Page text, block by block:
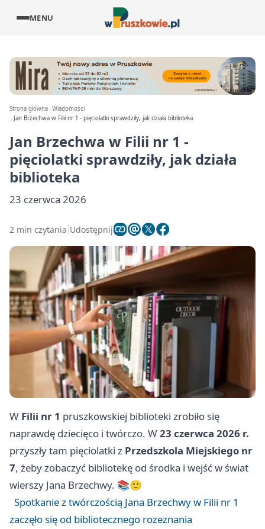
MENU
Strona główna Wiadomości
Jan Brzechwa w Filii nr 1 - pięciolatki sprawdziły, jak działa biblioteka
Jan Brzechwa w Filii nr 1 -
pięciolatki sprawdziły, jak działa
biblioteka
23 czerwca 2026
2 min czytania Udostępnij
W Filii nr 1 pruszkowskiej biblioteki zrobiło się
naprawdę dziecięco i twórczo. W23 czerwca 2026 r.
przyszły tam pięciolatki z Przedszkola Miejskiego nr
7, żeby zobaczyć bibliotekę od środka i wejść w świat
wierszy Jana Brzechwy. 📚🙂
Spotkanie z twórczością Jana Brzechwy w Filii nr 1
zaczęło się od bibliotecznego rozeznania